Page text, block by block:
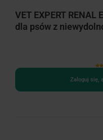
VET EXPERT RENAL
dla psów z
Zaloguj się,